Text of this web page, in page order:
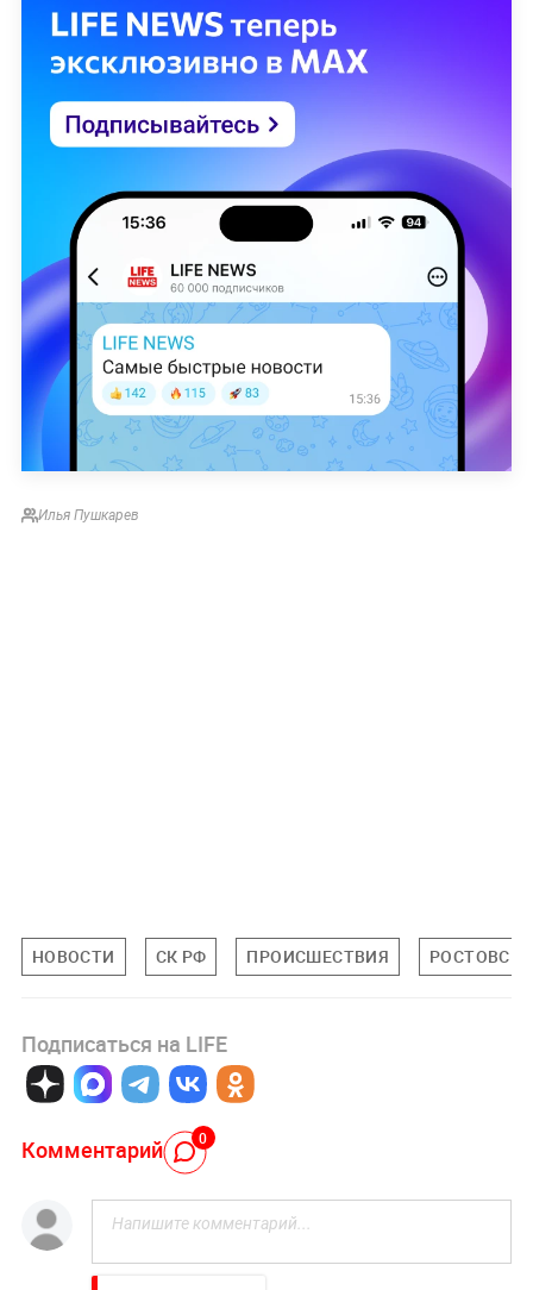
Илья Пушкарев
НОВОСТИ СК РФ ПРОИСШЕСТВИЯ
Подписаться на LIFE
Комментарий 0